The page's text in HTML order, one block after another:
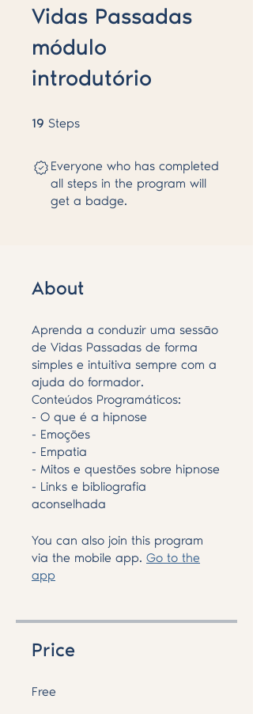
Vidas Passadas
módulo
introdutório
19 Steps
Everyone who has completed
all steps in the program will
get a badge.
About
Aprenda a conduzir uma sessão
de Vidas Passadas de forma
simples e intuitiva sempre com a
ajuda do formador.
Conteúdos Programáticos:
- O que é a hipnose
- Emoções
- Empatia
- Mitos e questões sobre hipnose
- Links e bibliografia
aconselhada
You can also join this program
via the mobile app. Go to the
app
Price
Free